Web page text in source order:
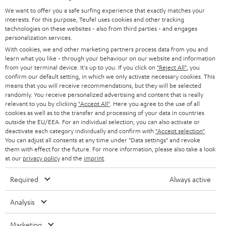
Produktseiten findest.
Wie verbinde ich Bluetooth-Lautsprecher?
Die erste Verbindung, das sogenannte Pairing, erfolgt dann einfach durch
die Aktivierung von Bluetooth in dem Menü deines Senders (zum Beispiel
Smartphone) und dem Drücken des Pairing-Knopfes mit demBluetooth-
Symbolan deinem Lautsprecher. Der Lautsprecher taucht in deiner Geräte-
Liste auf, du wählst ihn aus und binnen weniger Sekunden steht die
Verbindung. Bluetooth funktioniert nach dem Prinzip Sender-Empfänger.
Für das Abspielen deiner Musik oder anderen Audio-Inhalten wie Podcasts,
Meditationen oder Audio-Books, kannst du deine Bluetooth-fähigen Geräte
von Android oder Apple als Quelle nutzen. Dein Smartphone, Tablet oder
Laptop ist also der Sender; dein Bluetooth-Lautsprecher folglich der
Empfänger.
Dank dieser universellen drahtlosen Verbindungsmethode kann ein
gekoppelt werden. Viele Geräte wie Smartphones merken sich auch
dauerhaft alle portablen, kleinen Bluetooth-Lautsprecher, mit welchen sie
auch sofort wieder spielbereit.
l
d
u
n
g
HEIMKINO-KOMPLETTANLAGEN
SOUNDBARS
STEREO
SMART HOME
BLUETOOTH-LAUTSPRECHER
KOPFHÖRER
BLUETOOTH-KOPFHÖRER
LAUTSPRECHER
ULTIMA-SERIE
SUPPORT
PRESSE & MARKETING
GESCHÄFTSKUNDEN
PARTNERPROGRAMM
BLOG
NEWSLETTER
STORES
DEINE VORTEILE BEI TEUFEL
TEUFEL STORY
Teufel Onlineshops
DEUTSCHLAND
ÖSTERREICH
SCHWEIZ
NIEDERLANDE
BELGIEN
POLEN
We want to offer you a safe surfing experience that exactly matches your
interests. For this purpose, Teufel uses cookies and other tracking
technologies on these websites - also from third parties - and engages
personalization services.
With cookies, we and other marketing partners process data from you and
learn what you like - through your behaviour on our website and information
from your terminal device. It's up to you: If you click on "Reject All" , you
confirm our default setting, in which we only activate necessary cookies. This
means that you will receive recommendations, but they will be selected
randomly. You receive personalized advertising and content that is really
relevant to you by clicking "Accept All" . Here you agree to the use of all
cookies as well as to the transfer and processing of your data in countries
outside the EU/EEA. For an individual selection, you can also activate or
deactivate each category individually and confirm with "Accept selection"
You can adjust all consents at any time under "Data settings" and revoke
them with effect for the future. For more information, please also take a look
at our privacy policyand the imprint
Required Always active
Analysis